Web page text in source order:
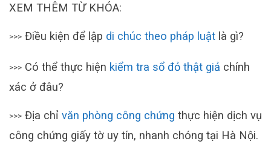
XEM THÊM TỪ KHÓA:
>>> Điều kiện để lập di chúc theo pháp luật là gì?
>>> Có thể thực hiện kiểm tra sổ đỏ thật giả chính
xác ở đâu?
>>> Địa chỉ văn phòng công chứng thực hiện dịch vụ
công chứng giấy tờ uy tín, nhanh chóng tại Hà Nội.